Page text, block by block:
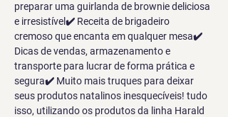
preparar uma guirlanda de brownie deliciosa
e irresistível✔️ Receita de brigadeiro
cremoso que encanta em qualquer mesa✔️
Dicas de vendas, armazenamento e
transporte para lucrar de forma prática e
segura✔️ Muito mais truques para deixar
seus produtos natalinos inesquecíveis! tudo
isso, utilizando os produtos da linha Harald